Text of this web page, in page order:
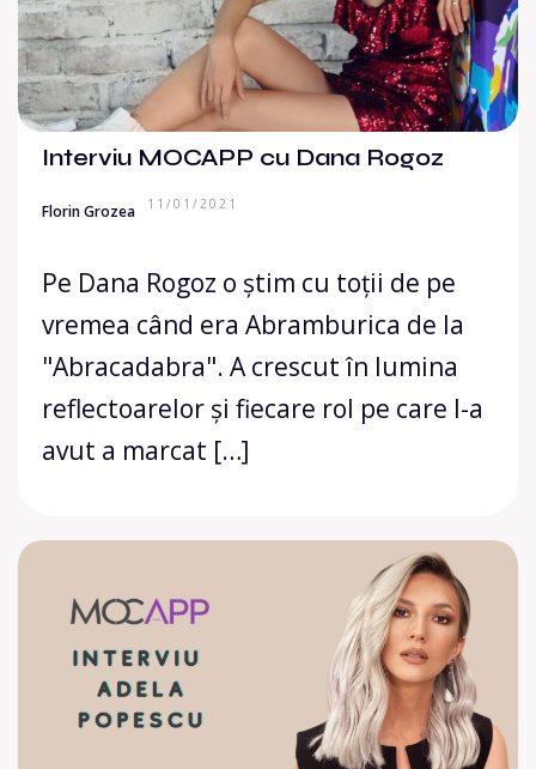
Interviu MOCAPP cu Dana Rogoz
Florin Grozea 11/01/2021
Pe Dana Rogoz o știm cu toții de pe
vremea când era Abramburica de la
"Abracadabra". A crescut în lumina
reflectoarelor și fiecare rol pe care l-a
avut a marcat […]